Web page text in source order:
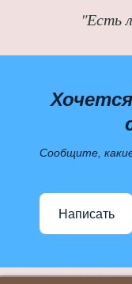
"Есть
Сообщите,
Написать